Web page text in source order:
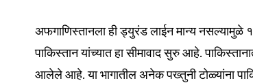
अफगाणिस्तानला ही ड्युरंड लाईन मान्य नसल्यामुळे
पाकिस्तान यांच्यात हा सीमावाद सुरु आहे.
आलेले आहे. या भागातील अनेक पख्तुनी टोळ्यांना